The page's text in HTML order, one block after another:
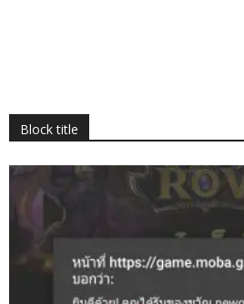
Block title